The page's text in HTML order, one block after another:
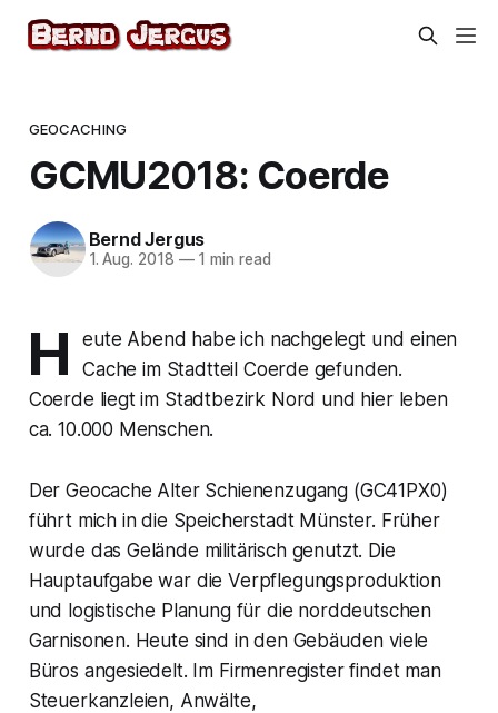
GEOCACHING
GCMU2018: Coerde
Bernd Jergus
1. Aug. 2018 —1 min read
H
eute Abend habe ich nachgelegt und einen
Cache im Stadtteil Coerde gefunden.
Coerde liegt im Stadtbezirk Nord und hier leben
ca. 10.000 Menschen.
Der Geocache Alter Schienenzugang (GC41PX0)
führt mich in die Speicherstadt Münster. Früher
wurde das Gelände militärisch genutzt. Die
Hauptaufgabe war die Verpflegungsproduktion
und logistische Planung für die norddeutschen
Garnisonen. Heute sind in den Gebäuden viele
Büros angesiedelt. Im Firmenregister findet man
Steuerkanzleien, Anwälte,